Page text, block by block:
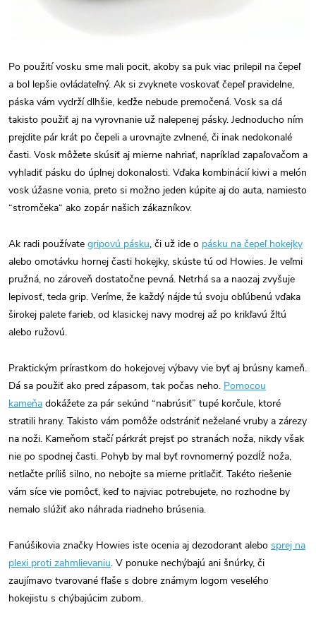
Po použití vosku sme mali pocit, akoby sa puk viac prilepil na čepeľ
a bol lepšie ovládateľný. Ak si zvyknete voskovať čepeľ pravidelne,
páska vám vydrží dlhšie, keďže nebude premočená. Vosk sa dá
takisto použiť aj na vyrovnanie už nalepenej pásky. Jednoducho ním
prejdite pár krát po čepeli a urovnajte zvlnené, či inak nedokonalé
časti. Vosk môžete skúsiť aj mierne nahriať, napríklad zapaľovačom a
vyhladiť pásku do úplnej dokonalosti. Vďaka kombinácií kiwi a melón
vosk úžasne vonia, preto si možno jeden kúpite aj do auta, namiesto
“stromčeka“ ako zopár našich zákazníkov.
Ak radi používate gripovú pásku, či už ide o pásku na čepeľ hokejky
alebo omotávku hornej časti hokejky, skúste tú od Howies. Je veľmi
pružná, no zároveň dostatočne pevná. Netrhá sa a naozaj zvyšuje
lepivosť, teda grip. Veríme, že každý nájde tú svoju obľúbenú vďaka
širokej palete farieb, od klasickej navy modrej až po krikľavú žltú
alebo ružovú.
Praktickým prírastkom do hokejovej výbavy vie byť aj brúsny kameň.
Dá sa použiť ako pred zápasom, tak počas neho. Pomocou
kameňa dokážete za pár sekúnd “nabrúsiť” tupé korčule, ktoré
stratili hrany. Takisto vám pomôže odstrániť neželané vruby a zárezy
na noži. Kameňom stačí párkrát prejsť po stranách noža, nikdy však
nie po spodnej časti. Pohyb by mal byť rovnomerný pozdĺž noža,
netlačte príliš silno, no nebojte sa mierne pritlačiť. Takéto riešenie
vám síce vie pomôcť, keď to najviac potrebujete, no rozhodne by
nemalo slúžiť ako náhrada riadneho brúsenia.
Fanúšikovia značky Howies iste ocenia aj dezodorant alebo sprej na
plexi proti zahmlievaniu. V ponuke nechýbajú ani šnúrky, či
zaujímavo tvarované fľaše s dobre známym logom veselého
hokejistu s chýbajúcim zubom.